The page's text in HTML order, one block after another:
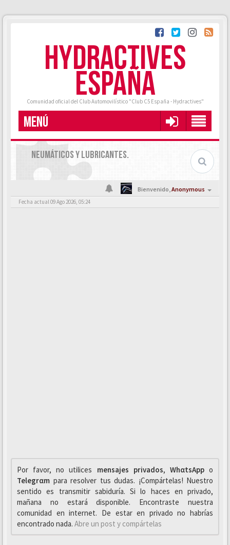
HYDRACTIVES
ESPAÑA
Comunidad oficial del Club Automovilístico "Club C5 España - Hydractives"
MENÚ
NEUMÁTICOS Y LUBRICANTES.
Bienvenido,Anonymous
Fecha actual 09 Ago 2026, 05:24
Por favor, no utilices mensajes privados, WhαtsAppo
Telegrαm para resolver tus dudas. ¡Compártelas! Nuestro
sentido es transmitir sabiduría. Si lo haces en privado,
mañana no estará disponible. Encontraste nuestra
comunidad en internet. De estar en privado no habrías
encontrado nada. Abre un post y compártelas